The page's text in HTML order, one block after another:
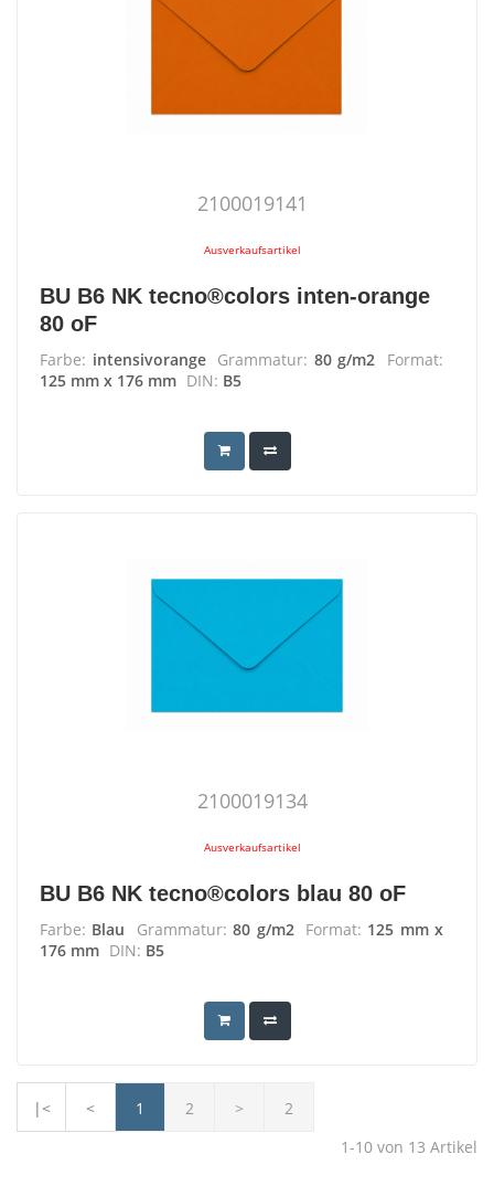
2100019141
Ausverkaufsartikel
BU B6 NK tecno®colors inten-orange
80 oF
Farbe: intensivorange Grammatur: 80 g/m2
Format:
125 mm x 176 mm DIN: B5
2100019134
Ausverkaufsartikel
BU B6 NK tecno®colors blau 80 oF
Farbe: Blau Grammatur:80 g/m2 Format: 125 mm x
176 mm DIN: B5
|< < 1 2 >
2
1-10 von 13 Artikel